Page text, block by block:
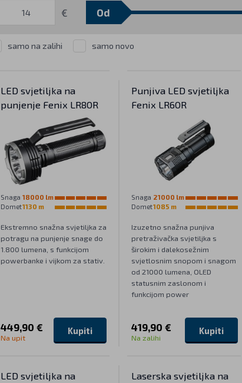
€
samo na zalihi samo novo
LED svjetiljka na
punjenje Fenix LR80R
Snaga 18000 lm
Domet1130 m
Ekstremno snažna svjetiljka za
potragu na punjenje snage do
1.800 lumena, s funkcijom
powerbanke i vijkom za stativ.
449,90 €
Na upit
Kupiti
Punjiva LED svjetiljka
Fenix LR60R
Snaga 21000 lm
Domet1085 m
Izuzetno snažna punjiva
pretraživačka svjetiljka s
širokim i dalekosežnim
svjetlosnim snopom i snagom
od 21000 lumena, OLED
statusnim zaslonom i
funkcijom power
419,90 €
Na zalihi
Kupiti
LED svjetiljka na
Laserska svjetiljka na